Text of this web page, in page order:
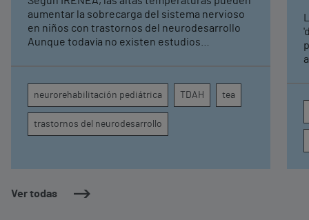
Ver todas
neurorrehabilitación
pediátrica de Vithas
aumentar la sobrecarga del sistema nervioso
en niños con trastornos del neurodesarrollo
Aunque todavía no existen estudios
atención, la regulación emocional y la
conducta
neurorehabilitación pediátrica TDAH tea
trastornos del neurodesarrollo